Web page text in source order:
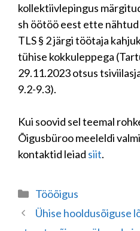
kollektiivlepingus
sh öötöö eest ette
TLS § 2 järgi töötaja
tühise kokkuleppega
29.11.2023 otsus
9.2-9.3).
Kui soovid sel teemal
Õigusbüroo meeleldi
kontaktid leiad siit.
Categories
Tööõigus
Ühise hooldusõiguse